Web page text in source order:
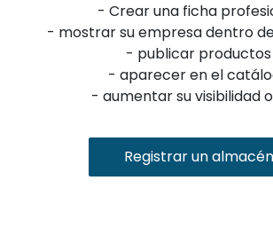
- Crear una ficha
- mostrar su empresa dentro
- publicar productos
- aparecer en el
- aumentar su visibilidad
Registrar un almacén